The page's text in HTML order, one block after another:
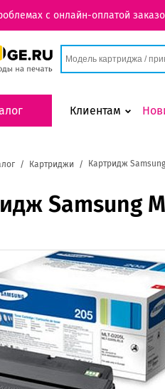
с онлайн-оплатой
Клиентам
Картриджи Картридж Samsung
Samsung